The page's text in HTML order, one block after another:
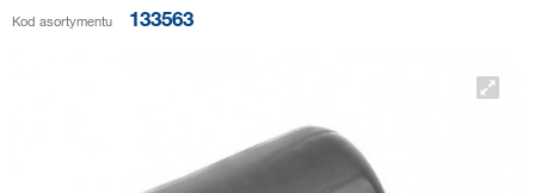
Kod asortymentu 133563